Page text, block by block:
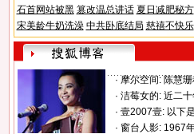
石首网站被黑 篡改温总讲话 夏日减肥秘方
宋美龄牛奶洗澡 中共卧底结局 慈禧不快乐
· 摩尔空间: 陈慧
· 洁莓女的: 近二
· 壹2007壹: 以下
· 窗台人影: 1967